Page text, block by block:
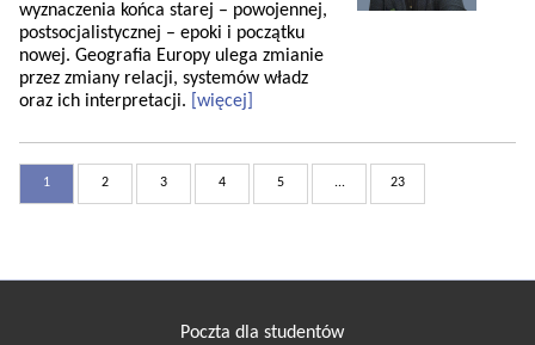
wyznaczenia końca starej – powojennej,
postsocjalistycznej – epoki i początku
nowej. Geografia Europy ulega zmianie
przez zmiany relacji, systemów władz
oraz ich interpretacji.
[więcej]
1 2 3 4 5 ... 23
Poczta dla studentów